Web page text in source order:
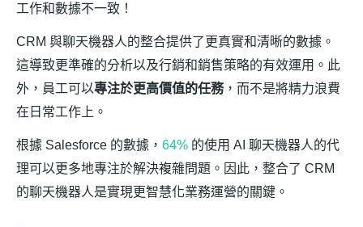
工作和數據不一致！
CRM 與聊天機器人的整合提供了更真實和清晰的數據。
這導致更準確的分析以及行銷和銷售策略的有效運用。此
外，員工可以專注於更高價值的任務，而不是將精力浪費
在日常工作上。
根據 Salesforce 的數據， 64% 的使用 AI 聊天機器人的代
理可以更多地專注於解決複雜問題。因此，整合了 CRM
的聊天機器人是實現更智慧化業務運營的關鍵。